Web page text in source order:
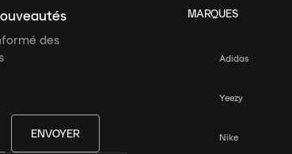
des
ENVOYER
MARQUES
Adidas
Yeezy
Nike